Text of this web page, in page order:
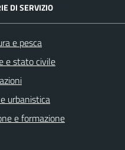
DI SERVIZIO
e pesca
e stato civile
urbanistica
e formazione